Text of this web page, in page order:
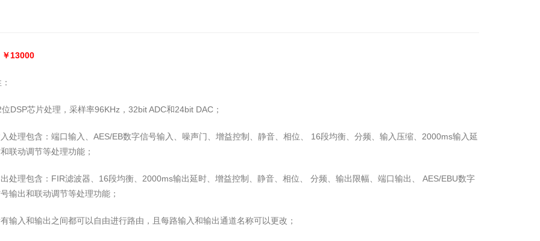
13000
DSP芯片处理，采样率96KHz，32bit ADC和24bit DAC；
处理包含：端口输入、AES/EB数字信号输入、噪声门、增益控制、静音、相位、 16段均衡、分频、输入压缩、2000ms输入延
联动调节等处理功能；
处理包含：FIR滤波器、16段均衡、2000ms输出延时、增益控制、静音、相位、 分频、输出限幅、端口输出、 AES/EBU数字
输出和联动调节等处理功能；
输入和输出之间都可以自由进行路由，且每路输入和输出通道名称可以更改；